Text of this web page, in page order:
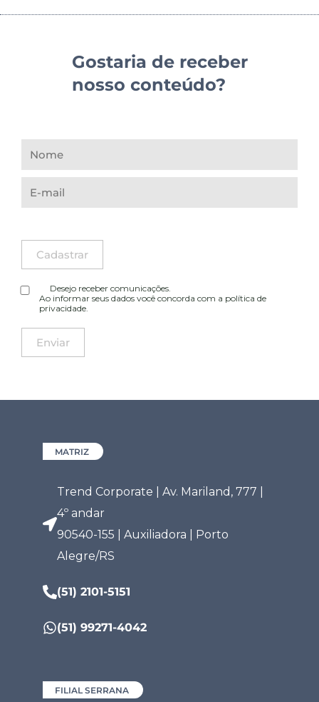
Gostaria de receber
nosso conteúdo?
Desejo receber comunicações.
Ao informar seus dados você concorda com a política de
privacidade
MATRIZ
Trend Corporate | Av. Mariland, 777 |
4º andar
90540-155 | Auxiliadora | Porto
Alegre/RS
(51) 2101-5151
(51) 99271-4042
FILIAL SERRANA